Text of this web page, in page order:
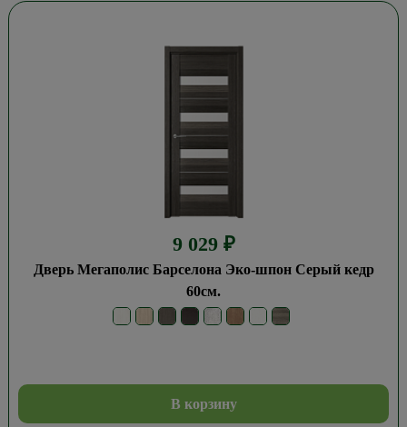
9 029 ₽
Дверь Мегаполис Барселона Эко-шпон Серый кедр
60см.
В корзину